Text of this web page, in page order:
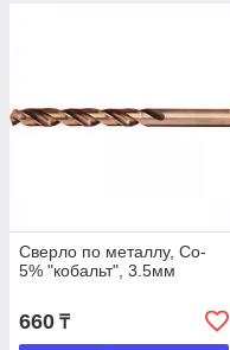
Сверло по металлу, Co-
5% "кобальт", 3.5мм
660 ₸